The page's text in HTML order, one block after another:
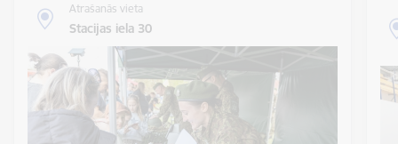
Atrašanās vieta
Stacijas iela 30